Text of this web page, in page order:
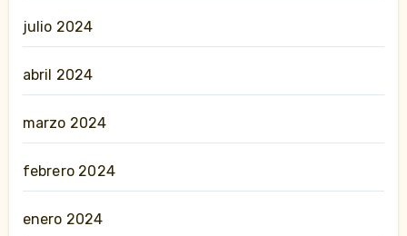
julio 2024
abril 2024
marzo 2024
febrero 2024
enero 2024